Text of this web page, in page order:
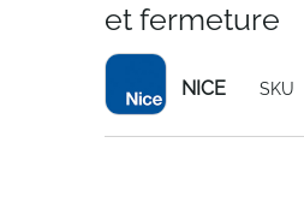
et fermeture
NICE SKU